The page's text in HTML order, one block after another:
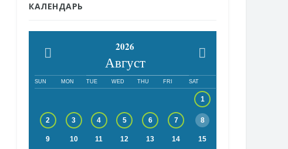
КАЛЕНДАРЬ
2026
Август
SUN MON TUE WED THU FRI SAT
1
2 3 4 5 6 7 8
9 10 11 12 13 14 15